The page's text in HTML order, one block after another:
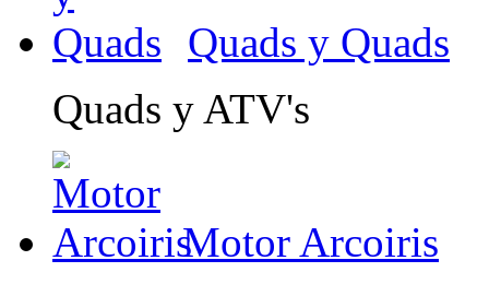
Quads y Quads
Quads y ATV's
Motor Arcoiris